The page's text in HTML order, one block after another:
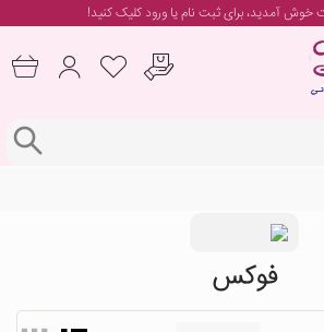
خوش آمدید، برایثبت نام یا ورودکلیک کنید!
فوکس